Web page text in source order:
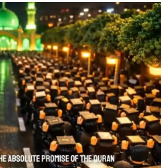
tai jopa fantasioista.
ilman minkäänlaista
saattoi ja eteni juuri
voi. Pietarin trollitehdas,